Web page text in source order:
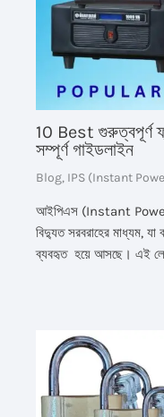
10 Best গুরুত্বপূর্ণ
সম্পূর্ণ গাইডলাইন
Blog, IPS (Instant
আইপিএস (Instant
বিদ্যুত সরবরাহের মাধ্যম, যা
ব্যবহৃত হয়ে আসছে। এই